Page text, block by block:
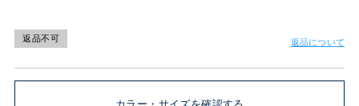
返品不可 返品について